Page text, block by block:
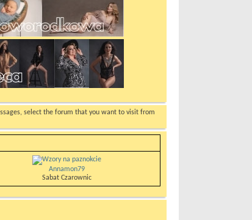
select the forum that you want to visit from
Annamon79
Sabat Czarownic